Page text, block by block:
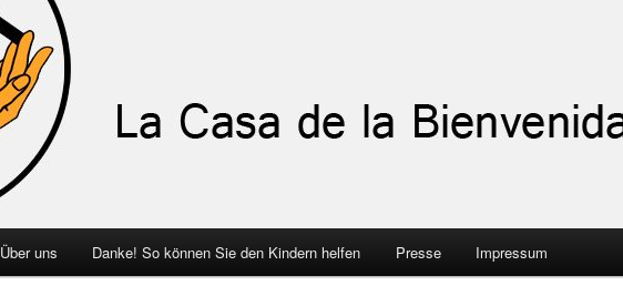
uns Danke! So können Sie den Kindern helfen Presse Impressum